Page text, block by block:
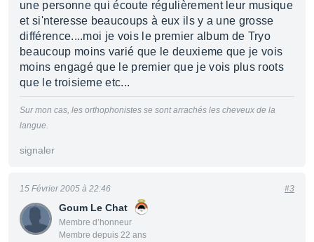
une personne qui écoute régulièrement leur musique
et si'nteresse beaucoups à eux ils y a une grosse
différence....moi je vois le premier album de Tryo
beaucoup moins varié que le deuxieme que je vois
moins engagé que le premier que je vois plus roots
que le troisieme etc...
Sur mon cas, les orthophonistes se sont arrachés les cheveux de la
langue.
signaler
Goum Le Chat
Membre d’honneur
Membre depuis 22 ans
15 Février 2005 à 22:46 #3